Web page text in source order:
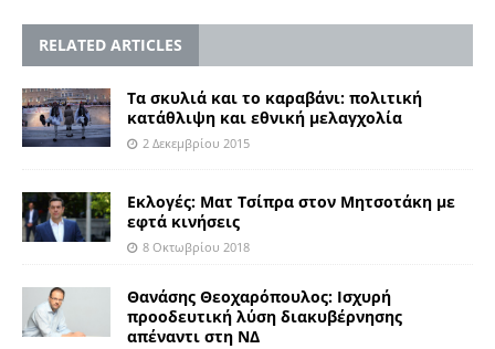
RELATED ARTICLES
Τα σκυλιά και το καραβάνι: πολιτική
κατάθλιψη και εθνική μελαγχολία
2 Δεκεμβρίου 2015
Εκλογές: Mατ Τσίπρα στον Μητσοτάκη με
εφτά κινήσεις
8 Οκτωβρίου 2018
Θανάσης Θεοχαρόπουλος: Ισχυρή
προοδευτική λύση διακυβέρνησης
απέναντι στη ΝΔ